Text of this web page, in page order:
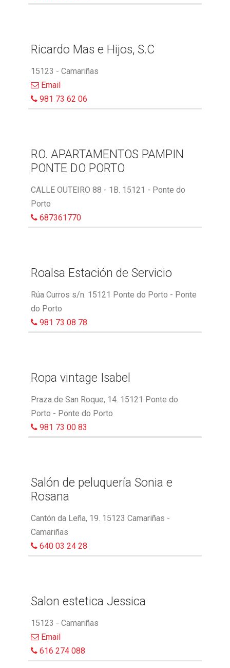
Ricardo Mas e Hijos, S.C
15123 - Camariñas
Email
981 73 62 06
RO. APARTAMENTOS PAMPIN
PONTE DO PORTO
CALLE OUTEIRO 88 - 1B. 15121 - Ponte do
Porto
687361770
Roalsa Estación de Servicio
Rúa Curros s/n. 15121 Ponte do Porto - Ponte
do Porto
981 73 08 78
Ropa vintage Isabel
Praza de San Roque, 14. 15121 Ponte do
Porto - Ponte do Porto
981 73 00 83
Salón de peluquería Sonia e
Rosana
Cantón da Leña, 19. 15123 Camariñas -
Camariñas
640 03 24 28
Salon estetica Jessica
15123 - Camariñas
Email
616 274 088